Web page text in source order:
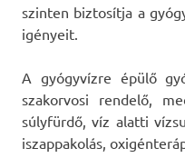
szinten biztosítja a
igényeit.
A gyógyvízre épülő
szakorvosi rendelő,
súlyfürdő, víz alatti
iszappakolás,